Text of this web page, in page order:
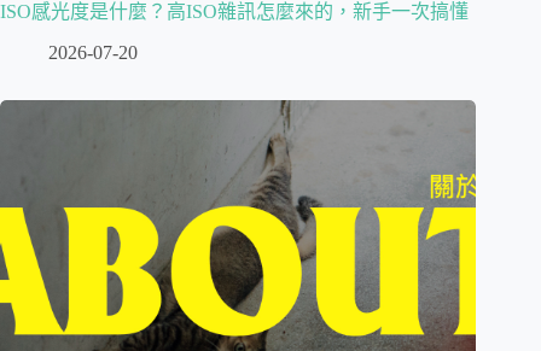
ISO感光度是什麼？高ISO雜訊怎麼來的，新手一次搞懂
2026-07-20